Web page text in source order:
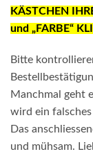
KÄSTCHEN
und „FARBE“
Bitte
Manchmal geht
wird ein
Das
und mühsam.